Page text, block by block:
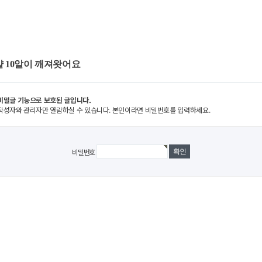
10알이 깨져왓어요
밀글 기능으로 보호된 글입니다.
성자와 관리자만 열람하실 수 있습니다. 본인이라면 비밀번호를 입력하세요.
비밀번호